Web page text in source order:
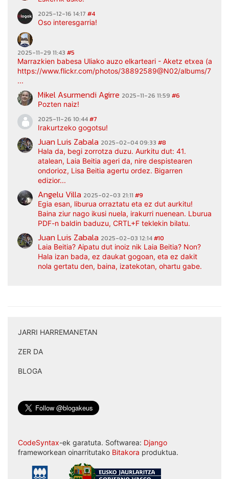
2025-12-16 14:17 #4
Oso interesgarria!
2025-11-29 11:43 #5
Marrazkien babesa Uliako auzo elkarteari - Aketz etxea
https://www.flickr.com/photos/38892589@N02/albums/
...
Mikel Asurmendi Agirre 2025-11-26 11:59 #6
Pozten naiz!
2025-11-26 10:44#7
Irakurtzeko gogotsu!
Juan Luis Zabala 2025-02-04 09:33 #8
Hala da, begi zorrotza duzu. Aurkitu dut: 41.
atalean, Laia Beitia ageri da, nire despistearen
ondorioz, Lisa Beitia agertu ordez. Bigarren
edizior...
Angelu Villa 2025-02-03 21:11 #9
Egia esan, liburua orraztatu eta ez dut aurkitu!
Baina ziur nago ikusi nuela, irakurri nuenean. Lburua
PDF-n baldin baduzu, CRTL+F teklekin bilatu.
Juan Luis Zabala 2025-02-03 12:14#10
Laia Beitia? Aipatu dut inoiz nik Laia Beitia? Non?
Hala izan bada, ez daukat gogoan, eta ez dakit
nola gertatu den, baina, izatekotan, ohartu gabe.
JARRI HARREMANETAN
ZER DA
BLOGA
CodeSyntax-ek garatuta. Softwarea: Django
frameworkean oinarritutako Bitakora produktua.